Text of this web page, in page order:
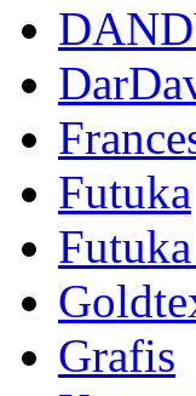
Futuka
Grafis